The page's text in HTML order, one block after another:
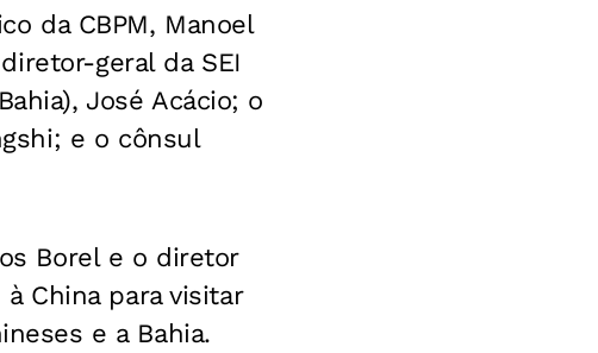
da CBPM, Manoel
geral da SEI
José Acácio; o
e o cônsul
Borel e o diretor
China para visitar
e a Bahia.